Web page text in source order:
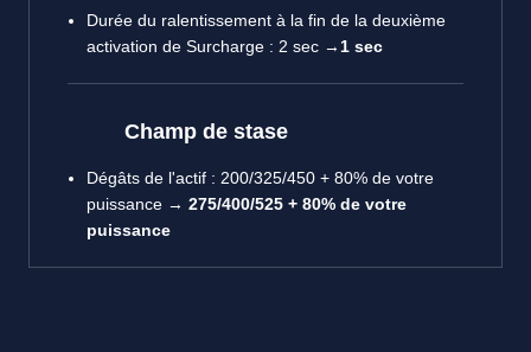
Durée du ralentissement à la fin de la deuxième
activation de Surcharge : 2 sec → 1 sec
Champ de stase
Dégâts de l'actif : 200/325/450 + 80% de votre
puissance → 275/400/525 + 80% de votre
puissance